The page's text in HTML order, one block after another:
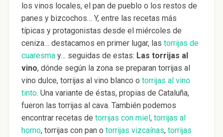
los vinos locales, el pan de pueblo o los restos de
panes y bizcochos… Y, entre las recetas más
típicas y protagonistas desde el miércoles de
ceniza… destacamos en primer lugar, las torrijas de
cuaresmay… seguidas de estas: Las torrijas al
vino, dónde según la zona se preparan torrijas al
vino dulce, torrijas al vino blanco o torrijas al vino
tinto. Una variante de éstas, propias de Cataluña,
fueron las torrijas al cava. También podemos
encontrar recetas de torrijas con miel, torrijas al
horno, torrijas con pan o torrijas vizcaínas, torrijas